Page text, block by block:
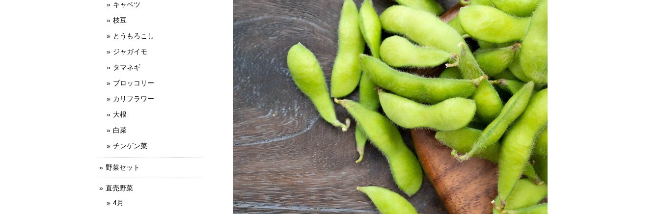
キャベツ
枝豆
とうもろこし
ジャガイモ
タマネギ
ブロッコリー
カリフラワー
大根
白菜
チンゲン菜
野菜セット
直売野菜
4月